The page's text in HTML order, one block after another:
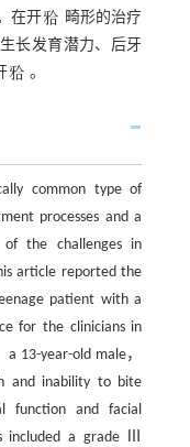
在开
畸形的治疗
长发育潜力、后牙
。
common type of
processes and a
the challenges in
article reported the
patient with a
for the clinicians in
13-year-old male，
and inability to bite
function and facial
included a grade Ⅲ